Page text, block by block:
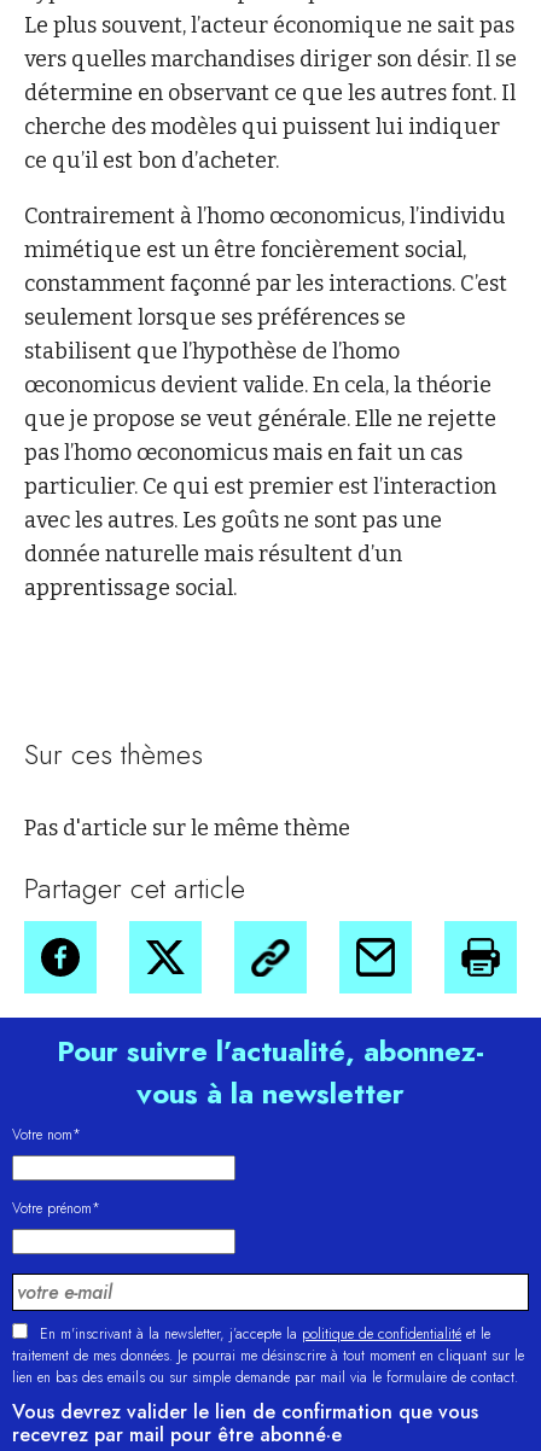
Le plus souvent, l’acteur économique ne sait pas
vers quelles marchandises diriger son désir. Il se
détermine en observant ce que les autres font. Il
cherche des modèles qui puissent lui indiquer
ce qu’il est bon d’acheter.
Contrairement à l’homo œconomicus, l’individu
mimétique est un être foncièrement social,
constamment façonné par les interactions. C’est
seulement lorsque ses préférences se
stabilisent que l’hypothèse de l’homo
œconomicus devient valide. En cela, la théorie
que je propose se veut générale. Elle ne rejette
pas l’homo œconomicus mais en fait un cas
particulier. Ce qui est premier est l’interaction
avec les autres. Les goûts ne sont pas une
donnée naturelle mais résultent d’un
apprentissage social.
Sur ces thèmes
Pas d'article sur le même thème
Partager cet article
Pour suivre l’actualité, abonnez-
vous à la newsletter
Votre nom*
Votre prénom*
En m'inscrivant à la newsletter, j’accepte la politique de confidentialité et le
traitement de mes données. Je pourrai me désinscrire à tout moment en cliquant sur le
lien en bas des emails ou sur simple demande par mail via le formulaire de contact.
Vous devrez valider le lien de confirmation que vous
recevrez par mail pour être abonné·e